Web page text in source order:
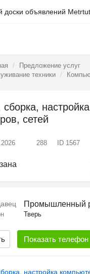
Предложение услуг
техники
сборка, настройка
сетей
288 ID 1567
Промышленный
Тверь
Показать телефон